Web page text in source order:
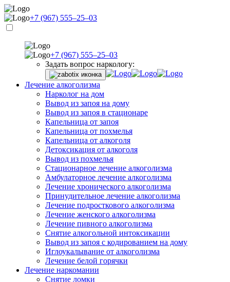
+7 (967) 555–25–03
+7 (967) 555–25–03
Задать вопрос наркологу:
Лечение алкоголизма
Нарколог на дом
Вывод из запоя на дому
Вывод из запоя в стационаре
Капельница от запоя
Капельница от похмелья
Капельница от алкоголя
Детоксикация от алкоголя
Вывод из похмелья
Стационарное лечение алкоголизма
Амбулаторное лечение алкоголизма
Лечение хронического алкоголизма
Принудительное лечение алкоголизма
Лечение подросткового алкоголизма
Лечение женского алкоголизма
Лечение пивного алкоголизма
Снятие алкогольной интоксикации
Вывод из запоя с кодированием на дому
Иглоукалывание от алкоголизма
Лечение белой горячки
Лечение наркомании
Снятие ломки